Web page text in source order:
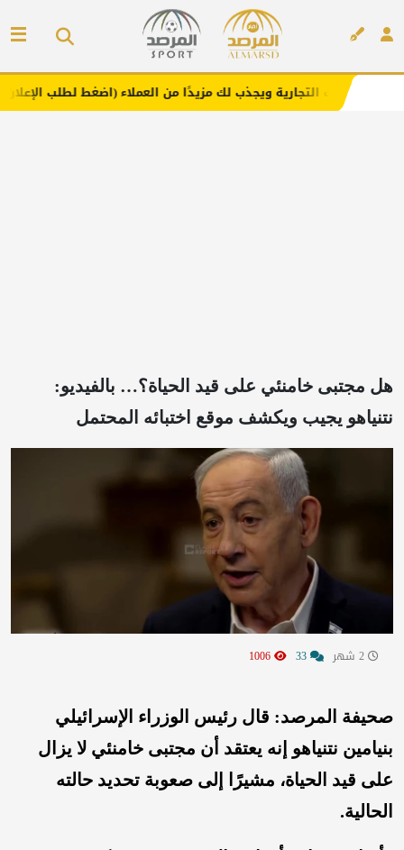
ويجذب لك مزيدًا من العملاء (اضغط لطلب الإعلان)
هل مجتبى خامنئي على قيد الحياة؟… بالفيديو:
نتنياهو يجيب ويكشف موقع اختبائه المحتمل
صحيفة المرصد: قال رئيس الوزراء الإسرائيلي
بنيامين نتنياهو إنه يعتقد أن مجتبى خامنئي لا يزال
على قيد الحياة، مشيرًا إلى صعوبة تحديد حالته
الحالية.